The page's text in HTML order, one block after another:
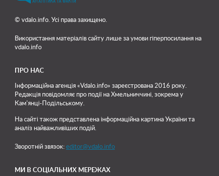
© vdalo.info. Усі права захищено.
Використання матеріалів сайту лише за умови гіперпосилання на
vdalo.info
ПРО НАС
Інформаційна агенція «Vdalo.info» зареєстрована 2016 року.
Редакція повідомляє про події на Хмельниччині, зокрема у
Кам'янці-Подільському.
На сайті також представлена інформаційна картина України та
аналіз найважливіших подій.
Зворотній звязок: editor@vdalo.info
МИ В СОЦІАЛЬНИХ МЕРЕЖАХ